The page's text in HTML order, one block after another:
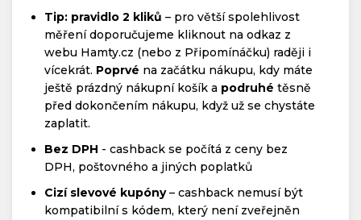
Tip: pravidlo 2 kliků – pro větší spolehlivost
měření doporučujeme kliknout na odkaz z
webu Hamty.cz (nebo z Připomínáčku) raději i
vícekrát. Poprvé na začátku nákupu, kdy máte
ještě prázdný nákupní košík a podruhé těsně
před dokončením nákupu, když už se chystáte
zaplatit.
Bez DPH - cashback se počítá z ceny bez
DPH, poštovného a jiných poplatků
Cizí slevové kupóny– cashback nemusí být
kompatibilní s kódem, který není zveřejněn